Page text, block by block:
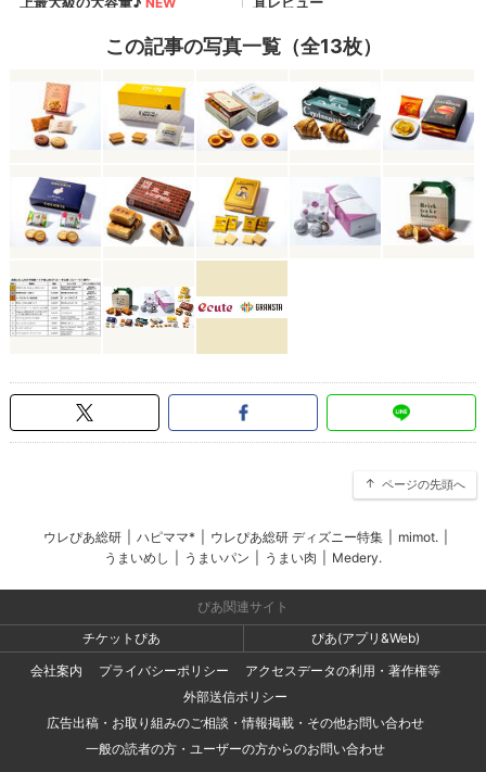
この記事の写真一覧（全13枚）
ページの先頭へ
ウレぴあ総研 ハピママ* ウレぴあ総研 ディズニー特集 mimot.
うまいめし
うまいパン うまい肉 Medery.
ぴあ関連サイト
チケットぴあ
ぴあ(アプリ&Web)
会社案内
プライバシーポリシー
アクセスデータの利用・著作権等
外部送信ポリシー
広告出稿・お取り組みのご相談・情報掲載・その他お問い合わせ
一般の読者の方・ユーザーの方からのお問い合わせ